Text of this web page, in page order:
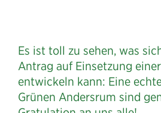
Es ist toll zu sehen, was
Antrag auf Einsetzung
entwickeln kann: Eine
Grünen Andersrum sind